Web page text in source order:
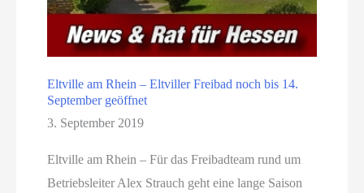
Eltville am Rhein – Eltviller Freibad noch bis 14.
September geöffnet
3. September 2019
Eltville am Rhein – Für das Freibadteam rund um
Betriebsleiter Alex Strauch geht eine lange Saison